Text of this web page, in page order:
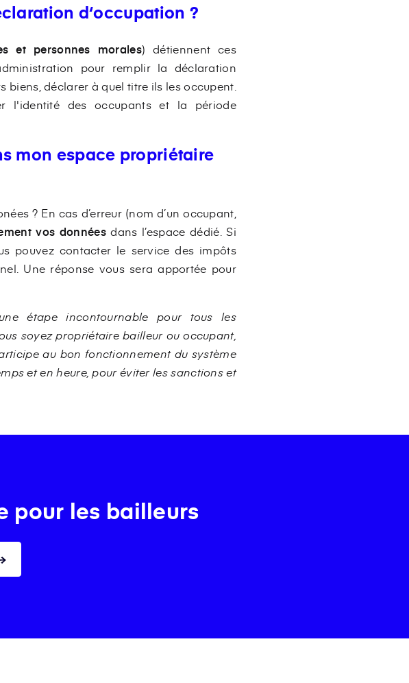
d‘occupation ?
et personnes morales) détiennent ces
pour remplir la déclaration
biens, déclarer à quel titre ils les occupent.
l'identité des occupants et la période
mon espace propriétaire
? En cas d’erreur (nom d’un occupant,
vos données dans l’espace dédié. Si
pouvez contacter le service des impôts
Une réponse vous sera apportée pour
étape incontournable pour tous les
soyez propriétaire bailleur ou occupant,
au bon fonctionnement du système
et en heure, pour éviter les sanctions et
pour les bailleurs